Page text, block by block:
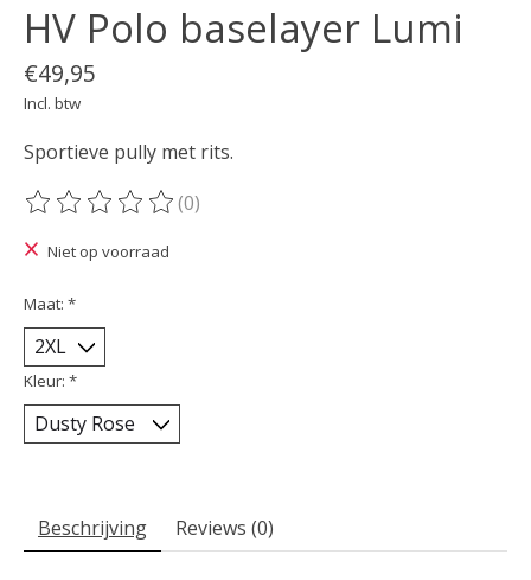
HV Polo baselayer Lumi
€49,95
Incl. btw
Sportieve pully met rits.
De beoordeling van dit product is
(0)
Niet op voorraad
Maat: *
Kleur: *
Beschrijving Reviews (0)